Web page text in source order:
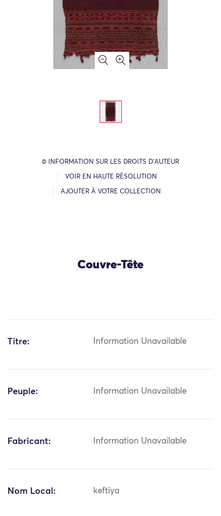
© INFORMATION SUR LES DROITS D’AUTEUR
VOIR EN HAUTE RÉSOLUTION
AJOUTER À VOTRE COLLECTION
Couvre-Tête
Titre: Information Unavailable
Peuple: Information Unavailable
Fabricant: Information Unavailable
Nom Local: keftiya